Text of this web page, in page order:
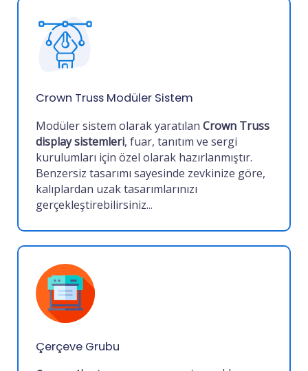
Crown Truss Modüler Sistem
Modüler sistem olarak yaratılan Crown Truss
display sistemleri, fuar, tanıtım ve sergi
kurulumları için özel olarak hazırlanmıştır.
Benzersiz tasarımı sayesinde zevkinize göre,
kalıplardan uzak tasarımlarınızı
gerçekleştirebilirsiniz...
Çerçeve Grubu